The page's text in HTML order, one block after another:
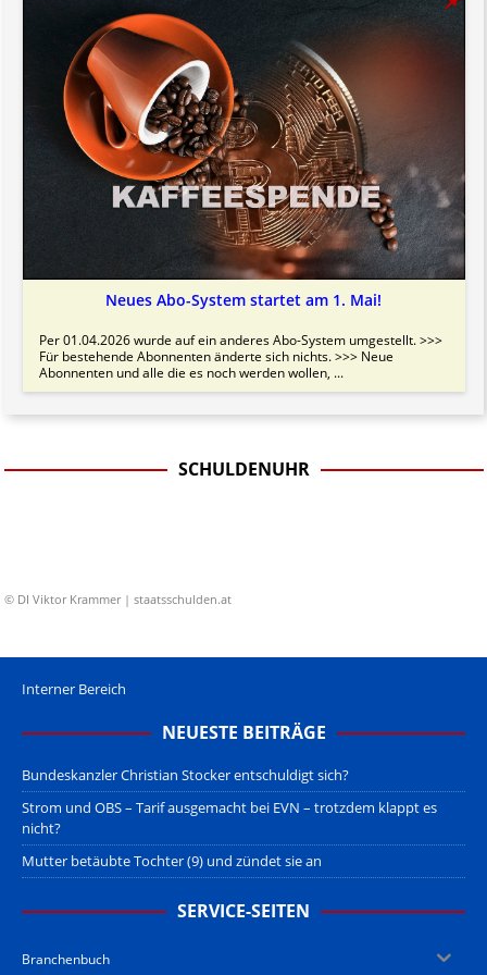
Neues Abo-System startet am 1. Mai!
Per 01.04.2026 wurde auf ein anderes Abo-System umgestellt. >>>
Für bestehende Abonnenten änderte sich nichts. >>> Neue
Abonnenten und alle die es noch werden wollen, ...
SCHULDENUHR
© DI Viktor Krammer | staatsschulden.at
Interner Bereich
NEUESTE BEITRÄGE
Bundeskanzler Christian Stocker entschuldigt sich?
Strom und OBS – Tarif ausgemacht bei EVN – trotzdem klappt es
nicht?
Mutter betäubte Tochter (9) und zündet sie an
SERVICE-SEITEN
Branchenbuch